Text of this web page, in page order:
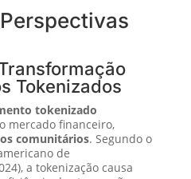
Tokenizados
tokenizado
mercado financeiro,
comunitários. Segundo o
de
a tokenização causa